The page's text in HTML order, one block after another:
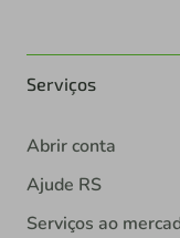
Serviços
Abrir conta
Ajude RS
Serviços ao